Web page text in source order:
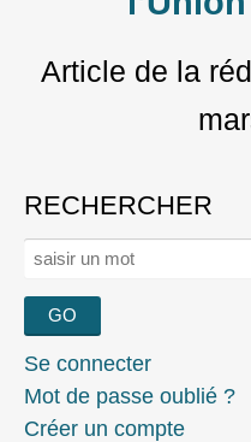
Article de la
RECHERCHER
Rechercher :
Se connecter
Mot de passe oublié ?
Créer un compte